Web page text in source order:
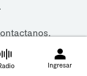
.
.
Ingresar